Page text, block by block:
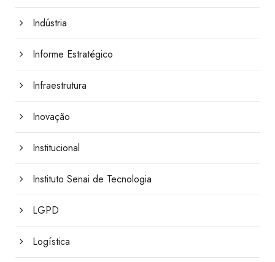
Indústria
Informe Estratégico
Infraestrutura
Inovação
Institucional
Instituto Senai de Tecnologia
LGPD
Logística